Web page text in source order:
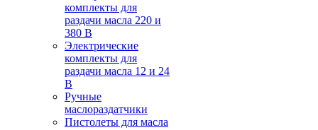
комплекты для
раздачи масла 220 и
380 В
Электрические
комплекты для
раздачи масла 12 и 24
В
Ручные
маслораздатчики
Пистолеты для масла